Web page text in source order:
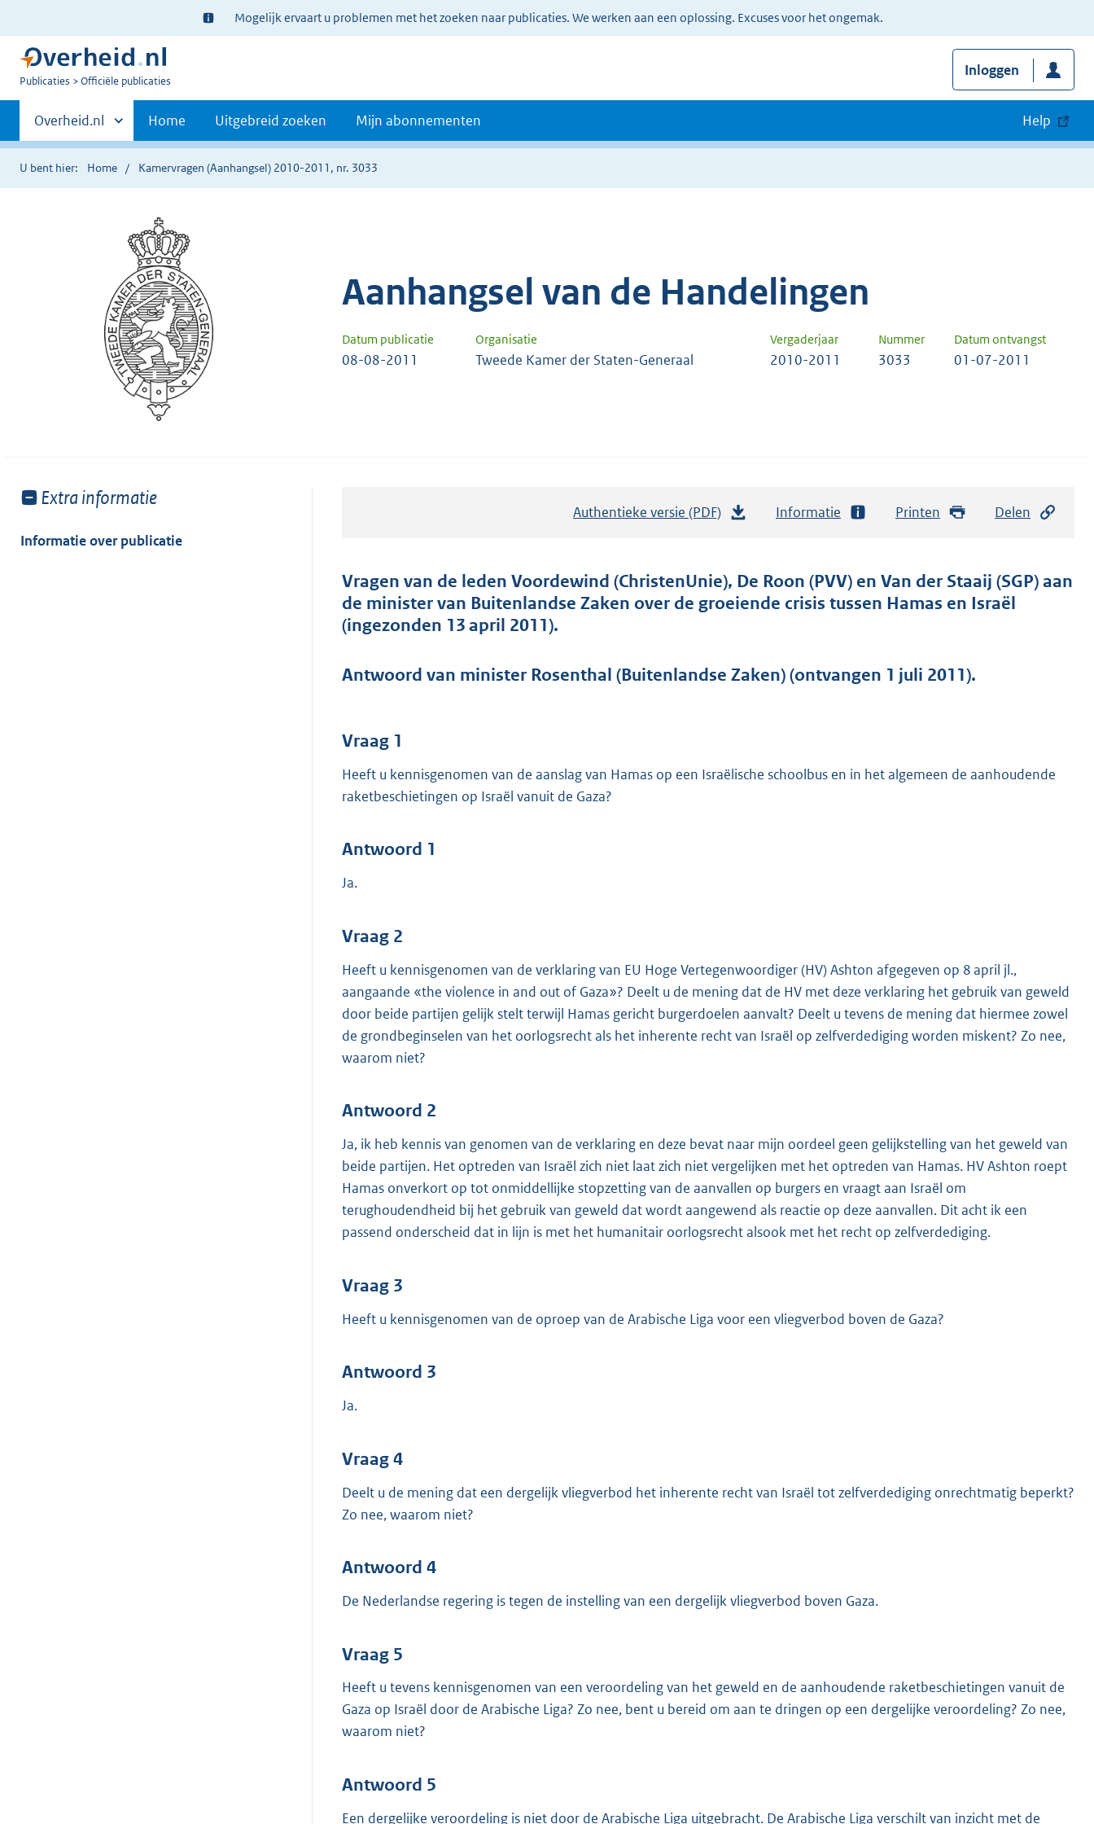
Ter
informatie:
Mogelijk ervaart u problemen met het zoeken naar publicaties. We werken aan een oplossing. Excuses voor het ongemak.
U
Publicaties Officiële publicaties
Inloggen
Primaire
navigatie
Andere
sites
binnen
Overheid.nl Home Uitgebreid zoeken Mijn abonnementen Help
U bent hier: Home Kamervragen (Aanhangsel) 2010-2011, nr. 3033
Aanhangsel van de Handelingen
Datum publicatie Organisatie Vergaderjaar Nummer Datum ontvangst
08-08-2011 Tweede Kamer der Staten-Generaal 2010-2011 3033 01-07-2011
Toon
van:
Extra informatie
Informatie over publicatie
Authentieke versie (PDF)
t
a
t
Informatie Printen Delen
Vragen van de leden Voordewind (ChristenUnie), De Roon (PVV) en Van der Staaij (SGP) aan
de minister van Buitenlandse Zaken over de groeiende crisis tussen Hamas en Israël
(ingezonden 13 april 2011).
Antwoord van minister Rosenthal (Buitenlandse Zaken) (ontvangen 1 juli 2011).
Vraag 1
Heeft u kennisgenomen van de aanslag van Hamas op een Israëlische schoolbus en in het algemeen de aanhoudende
raketbeschietingen op Israël vanuit de Gaza?
Antwoord 1
Ja.
Vraag 2
Heeft u kennisgenomen van de verklaring van EU Hoge Vertegenwoordiger (HV) Ashton afgegeven op 8 april jl.,
aangaande «the violence in and out of Gaza»? Deelt u de mening dat de HV met deze verklaring het gebruik van geweld
door beide partijen gelijk stelt terwijl Hamas gericht burgerdoelen aanvalt? Deelt u tevens de mening dat hiermee zowel
de grondbeginselen van het oorlogsrecht als het inherente recht van Israël op zelfverdediging worden miskent? Zo nee,
waarom niet?
Antwoord 2
Ja, ik heb kennis van genomen van de verklaring en deze bevat naar mijn oordeel geen gelijkstelling van het geweld van
beide partijen. Het optreden van Israël zich niet laat zich niet vergelijken met het optreden van Hamas. HV Ashton roept
Hamas onverkort op tot onmiddellijke stopzetting van de aanvallen op burgers en vraagt aan Israël om
terughoudendheid bij het gebruik van geweld dat wordt aangewend als reactie op deze aanvallen. Dit acht ik een
passend onderscheid dat in lijn is met het humanitair oorlogsrecht alsook met het recht op zelfverdediging.
Vraag 3
Heeft u kennisgenomen van de oproep van de Arabische Liga voor een vliegverbod boven de Gaza?
Antwoord 3
Ja.
Vraag 4
Deelt u de mening dat een dergelijk vliegverbod het inherente recht van Israël tot zelfverdediging onrechtmatig beperkt?
Zo nee, waarom niet?
Antwoord 4
De Nederlandse regering is tegen de instelling van een dergelijk vliegverbod boven Gaza.
Vraag 5
Heeft u tevens kennisgenomen van een veroordeling van het geweld en de aanhoudende raketbeschietingen vanuit de
Gaza op Israël door de Arabische Liga? Zo nee, bent u bereid om aan te dringen op een dergelijke veroordeling? Zo nee,
waarom niet?
Antwoord 5
Een dergelijke veroordeling is niet door de Arabische Liga uitgebracht. De Arabische Liga verschilt van inzicht met de